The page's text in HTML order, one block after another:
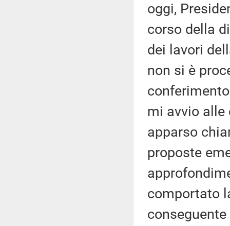
oggi,
corso della
dei lavori
non si è
mi avvio alle
apparso
proposte
comportato